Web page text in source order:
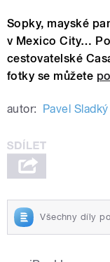
Sopky, mayské
v Mexico City…
cestovatelské
fotky se můžete
autor: Pavel Sladký
Všechny díly